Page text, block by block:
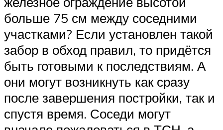
больше 75 см между соседними
участками? Если установлен такой
забор в обход правил, то придётся
быть готовыми к последствиям. А
они могут возникнуть как сразу
после завершения постройки, так и
спустя время. Соседи могут